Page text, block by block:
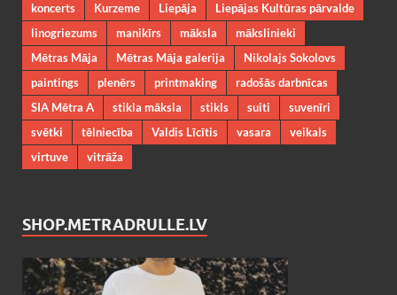
koncerts
Kurzeme Liepāja
Liepājas Kultūras pārvalde
linogriezums
manikīrs māksla
mākslinieki
Mētras Māja
Mētras Māja galerija
Nikolajs Sokolovs
paintings
plenērs printmaking
radošās darbnīcas
SIA Mētra A
stikla māksla stikls suiti
suvenīri
svētki
tēlniecība Valdis Līcītis vasara
veikals
virtuve
vitrāža
SHOP.METRADRULLE.LV